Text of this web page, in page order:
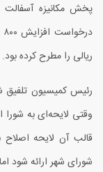
پخش مکانیزه
درخواست افزایش ۸۰۰
ریالی را مطرح کرده بود.
رئیس کمیسیون تلفیق
وقتی لایحه‌ای به
قالب آن لایحه
شورای شهر ارائه شود